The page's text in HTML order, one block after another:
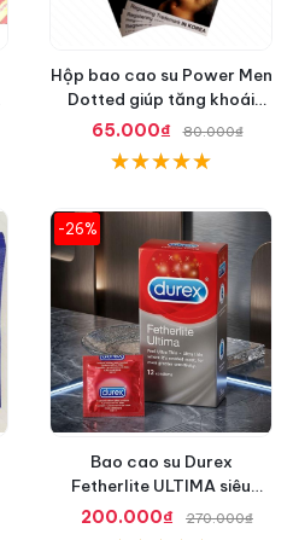
Hộp bao cao su Power Men
Dotted giúp tăng khoái
cảm gấp đôi
65.000₫ 80.000₫
-26%
Bao cao su Durex
Fetherlite ULTIMA siêu
mỏng tăng cảm giác
200.000₫ 270.000₫